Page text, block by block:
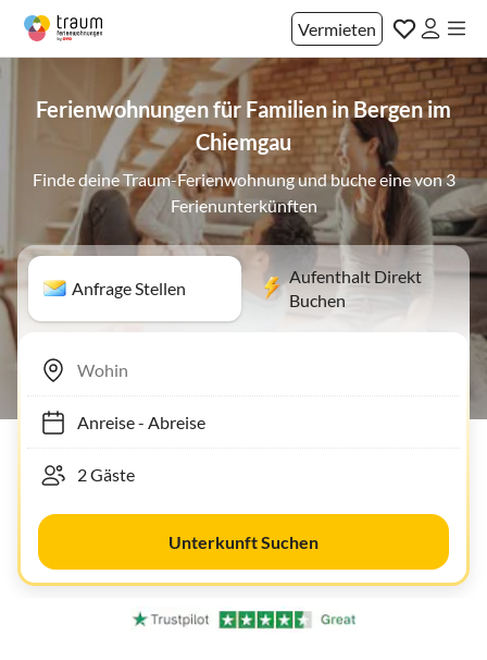
Vermieten
Ferienwohnungen für Familien in Bergen im
Chiemgau
Finde deine Traum-Ferienwohnung und buche eine von 3
Ferienunterkünften
Anfrage Stellen
Aufenthalt Direkt
Buchen
Anreise- Abreise
Unterkunft Suchen